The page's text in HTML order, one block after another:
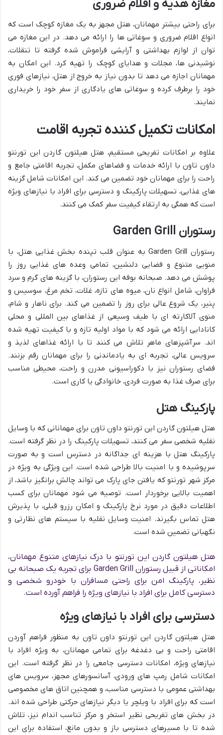
مغازه هدیه و اقلام ضروری
برای راحتی بیشتر مهمانان، هتل مجهز به یک مغازه کوچک است که
انواع اقلام ضروری و سوغاتی ها را ارائه می دهد. در این مغازه می
توان از لوازم بهداشتی و آرایشی فراموش شده گرفته تا تنقلات،
نوشیدنی ها، مجلات و هدایای کوچک را تهیه کرد. این امکان به
مهمانان اجازه می دهد تا بدون نیاز به خروج از هتل، نیازهای فوری
خود را برطرف کرده و سوغاتی های یادگاری از سفر خود را خریداری
نمایند.
امکانات تکمیل کننده تجربه اقامت
علاوه بر امکانات تفریحی مستقیم، هتل هیلتون گاردن این تورنتو
داون تاون با ارائه خدمات و فضاهای مکمل، تجربه اقامتی جامع و
راحت را برای مهمانان خود تضمین می کند. این امکانات شامل گزینه
های غذایی، تسهیلات پارکینگ و دسترسی برای افراد با نیازهای ویژه
است که همگی به ارتقاء کیفیت سفر کمک می کنند.
رستوران Garden Grill
رستوران Garden Grill به عنوان قلب تپنده بخش غذایی هتل، با
منویی متنوع و فضایی دلنشین، تمامی وعده های غذایی روز را
پوشش می دهد. صبحانه بوفه این رستوران، با گزینه های گرم و سرد
فراوان، شامل انواع نان، میوه های تازه، غلات، تخم مرغ، سوسیس و
پنیر، یک شروع عالی برای روز را تضمین می کند. برای ناهار و شام،
منوی آلاکارته ای با طیف وسیعی از غذاهای بین المللی و محلی
کانادایی ارائه می شود که با مواد اولیه تازه و با کیفیت تهیه شده
اند. سرآشپزهای ماهر تلاش می کنند تا با ارائه غذاهای لذیذ و
سرویس عالی، تجربه ای به یادماندنی را برای مهمانان رقم بزنند.
فضای رستوران نیز با دکوراسیونی مدرن و راحت، محیطی مناسب
برای صرف غذا به صورت فردی، خانوادگی یا کاری است.
پارکینگ هتل
هتل هیلتون گاردن این تورنتو داون تاون برای مهمانانی که با وسایل
نقلیه شخصی سفر می کنند، تسهیلات پارکینگ را در نظر گرفته است.
پارکینگ هتل با هزینه ای جداگانه در دسترس است و به صورت
سرپوشیده و با امنیت بالا طراحی شده است. این ویژگی به ویژه در
مرکز شهر تورنتو که یافتن جای پارک می تواند چالش برانگیز باشد، از
اهمیت بالایی برخوردار است. توصیه می شود مهمانان برای کسب
اطلاعات دقیق در مورد نرخ پارکینگ و امکان رزرو قبلی، با پذیرش
هتل تماس بگیرند. امنیت وسایل نقلیه با سیستم های نظارتی و
نگهبانی تضمین شده است.
هتل هیلتون گاردن این تورنتو با درک نیازهای متنوع مهمانان،
امکاناتی از قبیل رستوران Garden Grill برای تجربه یک صبحانه بی
نظیر، پارکینگ امن برای راحتی مسافران با خودرو شخصی و
دسترسی کامل برای افراد با نیازهای ویژه را فراهم آورده است.
دسترسی برای افراد با نیازهای ویژه
هتل هیلتون گاردن این تورنتو داون تاون به منظور فراهم آوردن
اقامتی راحت و بی دغدغه برای تمامی مهمانان، به ویژه افراد با
نیازهای ویژه، امکانات دسترسی جامعی را در نظر گرفته است. این
امکانات شامل رمپ های ورودی، آسانسورهای مجهز، سرویس های
بهداشتی عمومی با دسترسی مناسب، و همچنین اتاق های مخصوصی
است که برای افراد با ویلچر یا دیگر نیازهای حرکتی طراحی شده اند.
در بخش های تفریحی نظیر استخر و مرکز تناسب اندام نیز، تلاش
شده تا با مسیرهای دسترسی باز و بدون مانع، استفاده برای این